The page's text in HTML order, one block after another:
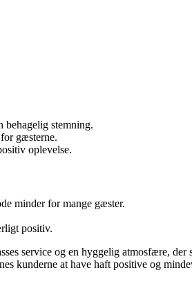
behagelig stemning.
gæsterne.
oplevelse.
minder for mange gæster.
positiv.
service og en hyggelig atmosfære,
kunderne at have haft positive og